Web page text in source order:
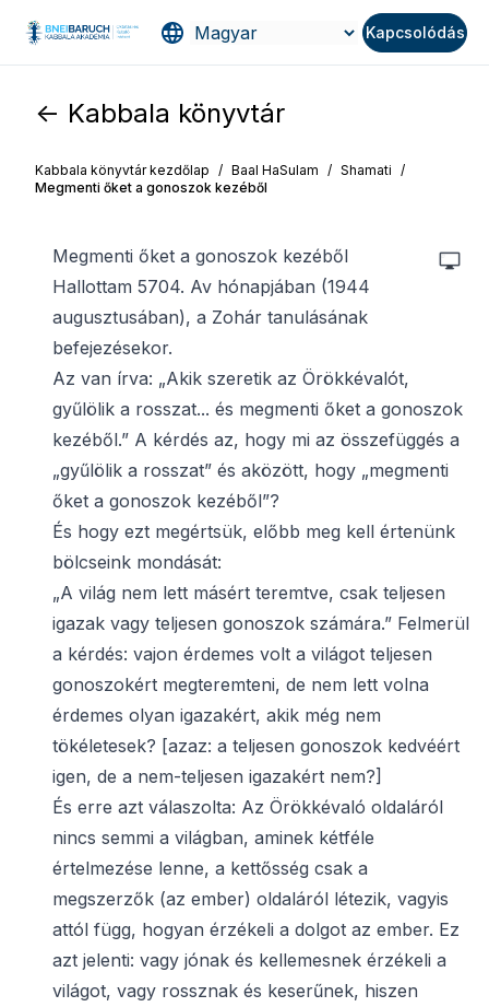
Kapcsolódás
<- Kabbala könyvtár
Kabbala könyvtár kezdőlap / Baal HaSulam / Shamati /
Megmenti őket a gonoszok kezéből
Megmenti őket a gonoszok kezéből
Hallottam 5704. Av hónapjában (1944
augusztusában), a Zohár tanulásának
befejezésekor.
Az van írva: „Akik szeretik az Örökkévalót,
gyűlölik a rosszat... és megmenti őket a gonoszok
kezéből.” A kérdés az, hogy mi az összefüggés a
„gyűlölik a rosszat” és aközött, hogy „megmenti
őket a gonoszok kezéből”?
És hogy ezt megértsük, előbb meg kell értenünk
bölcseink mondását:
„A világ nem lett másért teremtve, csak teljesen
igazak vagy teljesen gonoszok számára.” Felmerül
a kérdés: vajon érdemes volt a világot teljesen
gonoszokért megteremteni, de nem lett volna
érdemes olyan igazakért, akik még nem
tökéletesek? [azaz: a teljesen gonoszok kedvéért
igen, de a nem-teljesen igazakért nem?]
És erre azt válaszolta: Az Örökkévaló oldaláról
nincs semmi a világban, aminek kétféle
értelmezése lenne, a kettősség csak a
megszerzők (az ember) oldaláról létezik, vagyis
attól függ, hogyan érzékeli a dolgot az ember. Ez
azt jelenti: vagy jónak és kellemesnek érzékeli a
világot, vagy rossznak és keserűnek, hiszen